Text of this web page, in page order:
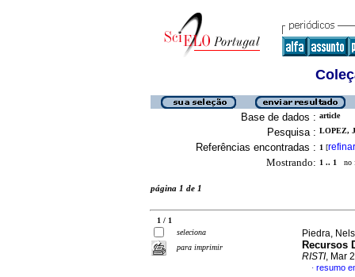
Base de dados : article
Pesquisa : LOPEZ,
Referências encontradas : 1 [refinar
Mostrando: 1 .. 1 no
página 1 de 1
1 / 1
seleciona
para imprimir
Piedra,
Recursos
RISTI, Mar
· resumo